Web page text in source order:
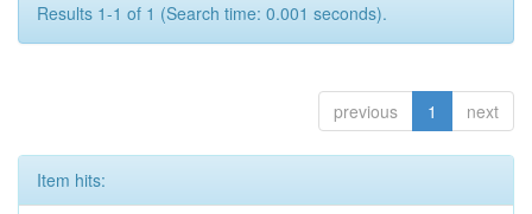
Results 1-1 of 1 (Search time: 0.001 seconds).
previous 1 next
Item hits: